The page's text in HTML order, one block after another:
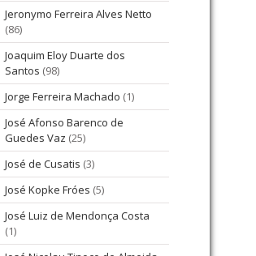
Jeronymo Ferreira Alves Netto
(86)
Joaquim Eloy Duarte dos
Santos (98)
Jorge Ferreira Machado (1)
José Afonso Barenco de
Guedes Vaz (25)
José de Cusatis (3)
José Kopke Fróes (5)
José Luiz de Mendonça Costa
(1)